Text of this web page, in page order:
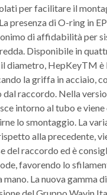
per facilitare il
presenza di O-ring in
di affidabilità per
Disponibile in
diametro, HepKeyTM è
la griffa in acciaio,
raccordo. Nella
intorno al tubo e
lo smontaggio. La
alla precedente,
del raccordo ed è
favorendo lo
mano. La nuova gamma